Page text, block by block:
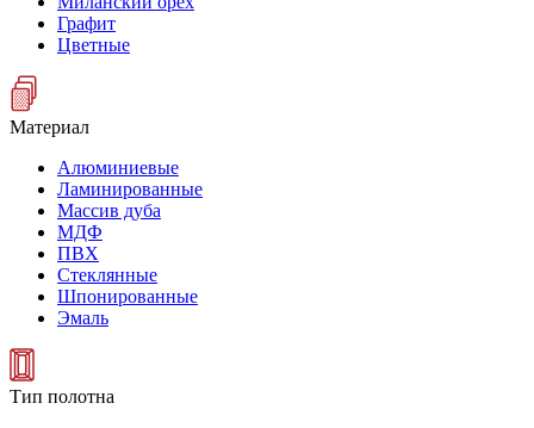
Графит
Цветные
Материал
Алюминиевые
Ламинированные
Массив дуба
МДФ
ПВХ
Стеклянные
Шпонированные
Эмаль
Тип полотна